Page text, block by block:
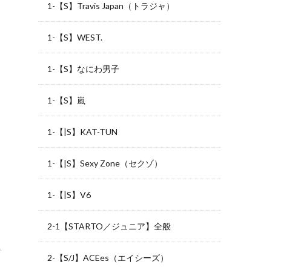
1-【S】Travis Japan（トラジャ）
1-【S】WEST.
1-【S】なにわ男子
1-【S】嵐
1-【|S】KAT-TUN
1-【|S】Sexy Zone（セクゾ）
1-【|S】V6
2-1【STARTO／ジュニア】全般
2-【S/J】ACEes（エイシーズ）